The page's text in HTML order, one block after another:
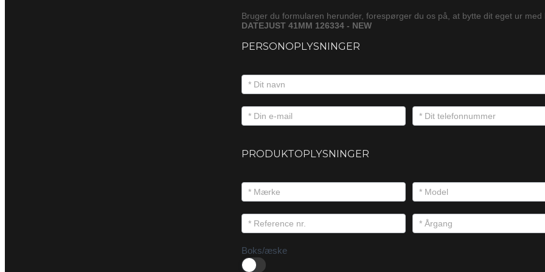
Bruger du formularen herunder, forespørger du os på, at bytte dit eget ur med
DATEJUST 41MM 126334 - NEW
PERSONOPLYSNINGER
PRODUKTOPLYSNINGER
Boks/æske